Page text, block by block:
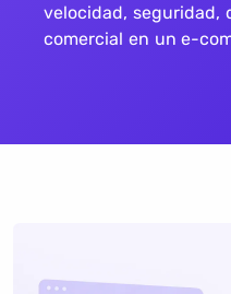
velocidad, seguridad,
comercial en un e-